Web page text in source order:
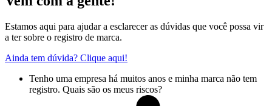
Estamos aqui para ajudar a esclarecer as dúvidas que você possa vir
a ter sobre o registro de marca.
Ainda tem dúvida? Clique aqui!
Tenho uma empresa há muitos anos e minha marca não tem
registro. Quais são os meus riscos?